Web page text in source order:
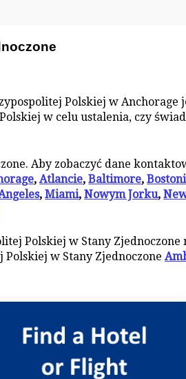
Polskiej w Anchorage
w celu ustalenia, czy
Aby zobaczyć dane
,Atlancie,Baltimore,
,Miami,Nowym Jorku,
Polskiej w Stany Zjednoczone
w Stany Zjednoczone